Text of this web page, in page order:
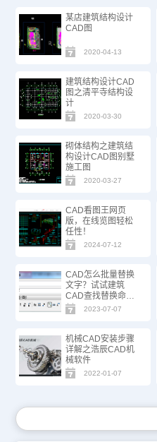
某店建筑结构设计
CAD图
2020-04-13
建筑结构设计CAD
图之清平寺结构设
计
2020-03-30
砌体结构之建筑结
构设计CAD图别墅
施工图
2020-03-27
CAD看图王网页
版，在线览图轻松
任性！
2024-07-12
CAD怎么批量替换
文字？试试建筑
CAD查找替换命
令！
2023-07-07
机械CAD安装步骤
详解之浩辰CAD机
械软件
2022-01-07